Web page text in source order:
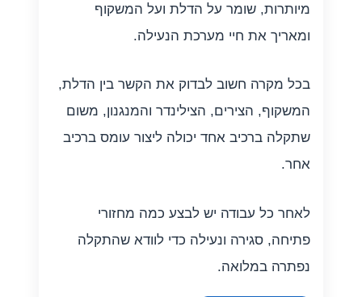
מיותרות, שומר על הדלת ועל המשקוף
ומאריך את חיי מערכת הנעילה.
בכל מקרה חשוב לבדוק את הקשר בין הדלת,
המשקוף, הצירים, הצילינדר והמנגנון, משום
שתקלה ברכיב אחד יכולה ליצור עומס ברכיב
אחר.
לאחר כל עבודה יש לבצע כמה מחזורי
פתיחה, סגירה ונעילה כדי לוודא שהתקלה
נפתרה במלואה.